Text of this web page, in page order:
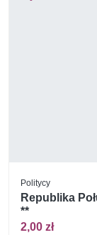
Politycy
Republika
**
2,00 zł